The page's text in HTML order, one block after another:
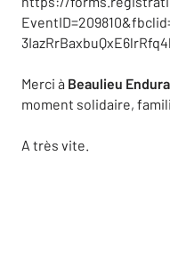
Merci à Beaulieu
moment solidaire,
A très vite.